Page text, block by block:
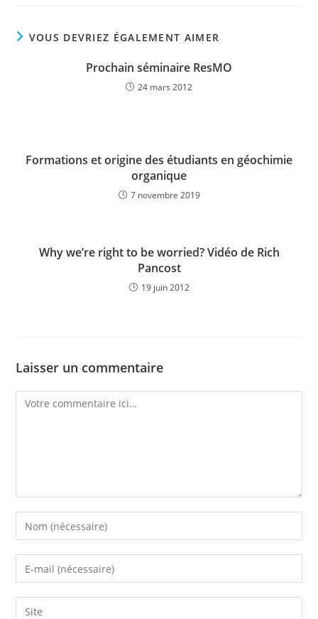
VOUS DEVRIEZ ÉGALEMENT AIMER
Prochain séminaire ResMO
24 mars 2012
Formations et origine des étudiants en géochimie
organique
7 novembre 2019
Why we’re right to be worried? Vidéo de Rich
Pancost
19 juin 2012
Laisser un commentaire